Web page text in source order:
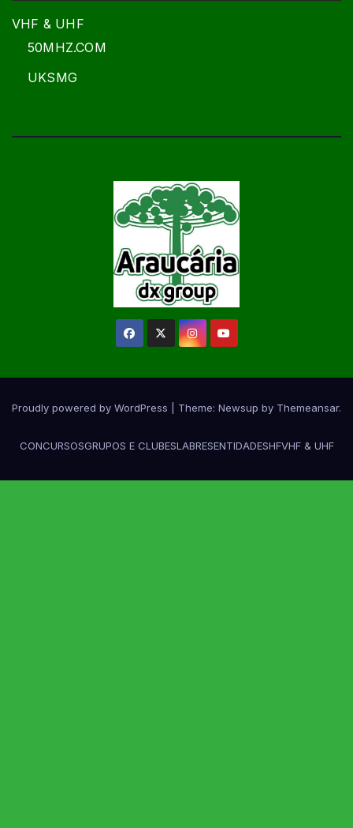
VHF & UHF
50MHZ.COM
UKSMG
Proudly powered by WordPress Theme: Newsup by Themeansar.
CONCURSOSGRUPOS E CLUBESLABRESENTIDADESHFVHF & UHF